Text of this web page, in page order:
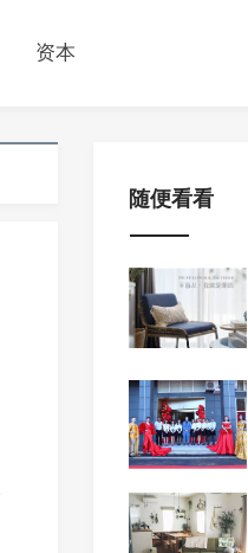
资本
随便看看